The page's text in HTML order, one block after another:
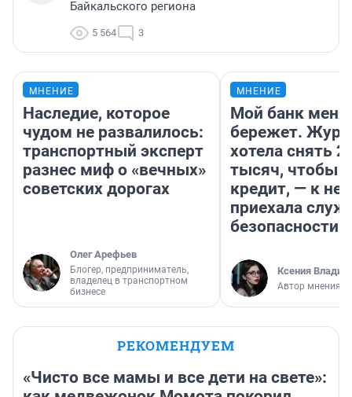
Байкальского региона
5 564 3
МНЕНИЕ
Наследие, которое
чудом не развалилось:
транспортный эксперт
разнес миф о «вечных»
советских дорогах
Олег Арефьев
Блогер, предприниматель,
владелец в транспортном
бизнесе
МНЕНИЕ
Мой банк меня
бережет.
хотела снять
тысяч, чтобы
кредит, — к
приехала
безопасности
Ксения
Автор мнения
РЕКОМЕНДУЕМ
«Чисто все мамы и все дети на свете»: